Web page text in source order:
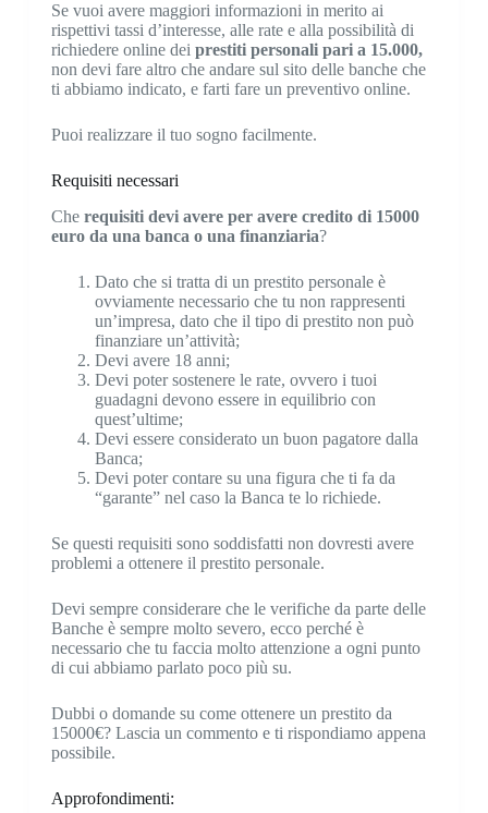
Se vuoi avere maggiori informazioni in merito ai
rispettivi tassi d’interesse, alle rate e alla possibilità di
richiedere online dei prestiti personali pari a 15.000,
non devi fare altro che andare sul sito delle banche che
ti abbiamo indicato, e farti fare un preventivo online.
Puoi realizzare il tuo sogno facilmente.
Requisiti necessari
Che requisiti devi avere per avere credito di 15000
euro da una banca o una finanziaria?
Dato che si tratta di un prestito personale è
ovviamente necessario che tu non rappresenti
un’impresa, dato che il tipo di prestito non può
finanziare un’attività;
Devi avere 18 anni;
Devi poter sostenere le rate, ovvero i tuoi
guadagni devono essere in equilibrio con
quest’ultime;
Devi essere considerato un buon pagatore dalla
Banca;
Devi poter contare su una figura che ti fa da
“garante” nel caso la Banca te lo richiede.
Se questi requisiti sono soddisfatti non dovresti avere
problemi a ottenere il prestito personale.
Devi sempre considerare che le verifiche da parte delle
Banche è sempre molto severo, ecco perché è
necessario che tu faccia molto attenzione a ogni punto
di cui abbiamo parlato poco più su.
Dubbi o domande su come ottenere un prestito da
15000€? Lascia un commento e ti rispondiamo appena
possibile.
Approfondimenti: